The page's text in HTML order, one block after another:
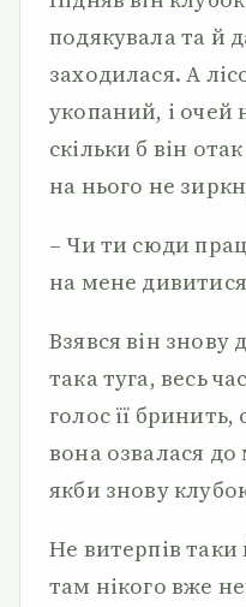
подякувала та й
заходилася. А
укопаний, і очей
скільки б він
на нього не
– Чи ти сюди
на мене
Взявся він знову
така туга, весь
голос її бринить,
вона озвалася до
якби знову
Не витерпів таки
там нікого вже